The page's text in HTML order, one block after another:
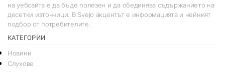
на уебсайта е да бъде полезен и да обединява съдържанието на
десетки източници. В Svejo акцентът е информацията и нейният
подбор от потребителите.
КАТЕГОРИИ
Новини
Слухове